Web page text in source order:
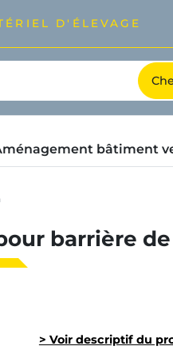
D'ÉLEVAGE
bâtiment
barrière
> Voir descriptif du